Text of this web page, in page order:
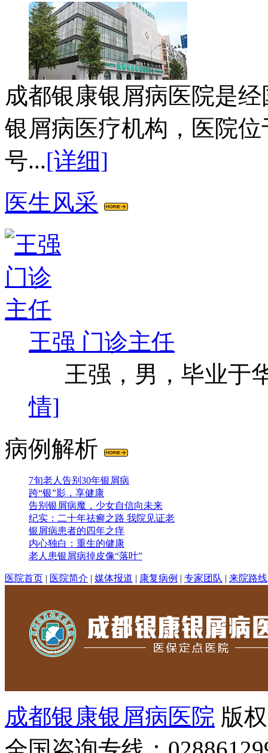
成都银康银屑病医院是
银屑病医疗机构，医院
号...[详细]
医生风采
王强 门诊主任
王强，男，毕业于
情]
病例解析
7旬老人告别30年银屑病
跨“银”影，享健康
告别银屑病魔，少女自信向未来
纪实：二十年祛癣之路 我院见证老
银屑病患者的四年之痒
内心独白：重生的健康
老人患银屑病掉皮像“落叶”
医院首页 | 医院简介 | 媒体报道 | 康复病例 | 专家团队 | 来院路线
成都银康银屑病医院 版